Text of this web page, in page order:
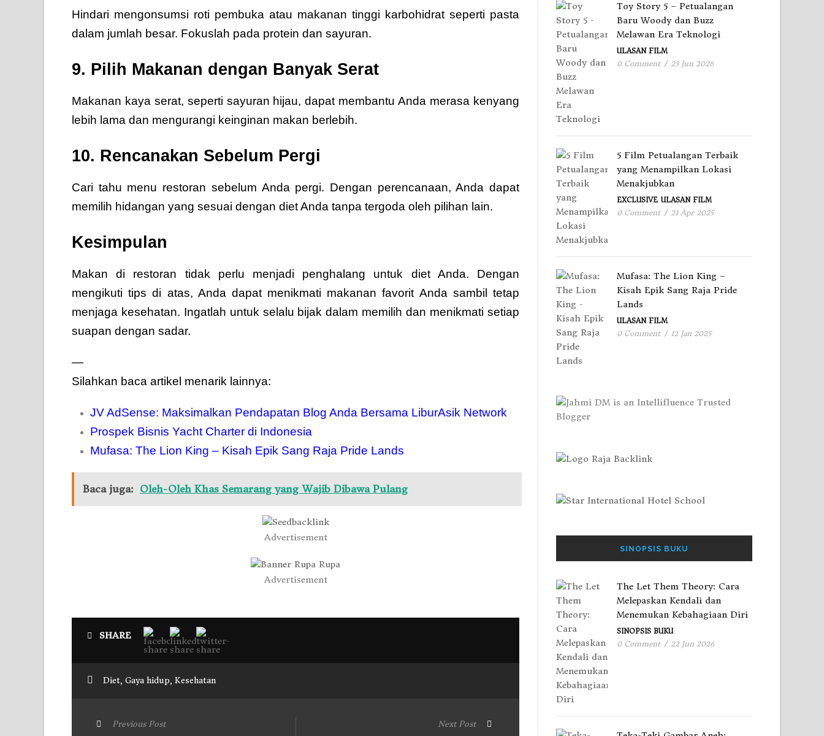
Hindari mengonsumsi roti pembuka atau makanan tinggi karbohidrat seperti pasta
dalam jumlah besar. Fokuslah pada protein dan sayuran.
9. Pilih Makanan dengan Banyak Serat
Makanan kaya serat, seperti sayuran hijau, dapat membantu Anda merasa kenyang
lebih lama dan mengurangi keinginan makan berlebih.
10. Rencanakan Sebelum Pergi
Cari tahu menu restoran sebelum Anda pergi. Dengan perencanaan, Anda dapat
memilih hidangan yang sesuai dengan diet Anda tanpa tergoda oleh pilihan lain.
Kesimpulan
Makan di restoran tidak perlu menjadi penghalang untuk diet Anda. Dengan
mengikuti tips di atas, Anda dapat menikmati makanan favorit Anda sambil tetap
menjaga kesehatan. Ingatlah untuk selalu bijak dalam memilih dan menikmati setiap
suapan dengan sadar.
—
Silahkan baca artikel menarik lainnya:
JV AdSense: Maksimalkan Pendapatan Blog Anda Bersama LiburAsik Network
Prospek Bisnis Yacht Charter di Indonesia
Mufasa: The Lion King – Kisah Epik Sang Raja Pride Lands
Baca juga: Oleh-Oleh Khas Semarang yang Wajib Dibawa Pulang
Advertisement
Advertisement
SHARE
Diet, Gaya hidup, Kesehatan
Previous Post Next Post
Toy Story 5 – Petualangan
Baru Woody dan Buzz
Melawan Era Teknologi
ULASAN FILM
0 Comment / 23 Jun 2026
5 Film Petualangan Terbaik
yang Menampilkan Lokasi
Menakjubkan
EXCLUSIVE ULASAN FILM
0 Comment / 21 Apr 2025
Mufasa: The Lion King –
Kisah Epik Sang Raja Pride
Lands
ULASAN FILM
0 Comment / 12 Jan 2025
SINOPSIS BUKU
The Let Them Theory: Cara
Melepaskan Kendali dan
Menemukan Kebahagiaan Diri
SINOPSIS BUKU
0 Comment / 22 Jun 2026